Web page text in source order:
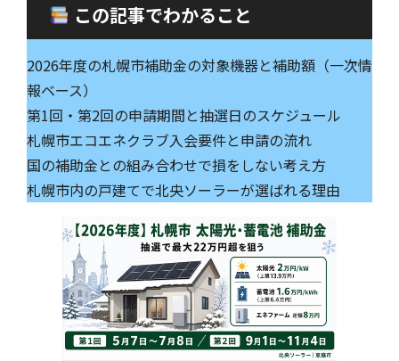
この記事でわかること
2026年度の札幌市補助金の対象機器と補助額（一次情
報ベース）
第1回・第2回の申請期間と抽選日のスケジュール
札幌市エコエネクラブ入会要件と申請の流れ
国の補助金との組み合わせで損をしない考え方
札幌市内の戸建てで北央ソーラーが選ばれる理由